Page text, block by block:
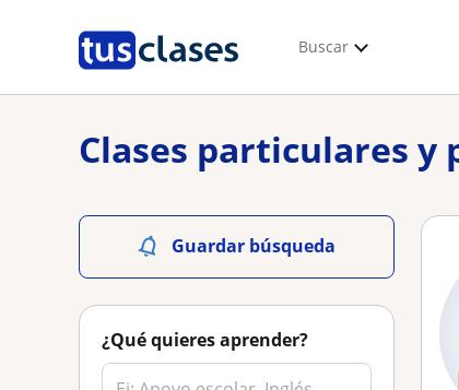
Buscar
Clases particulares y
Guardar búsqueda
¿Qué quieres aprender?